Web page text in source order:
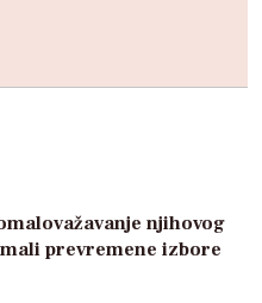
njihovog
prevremene izbore